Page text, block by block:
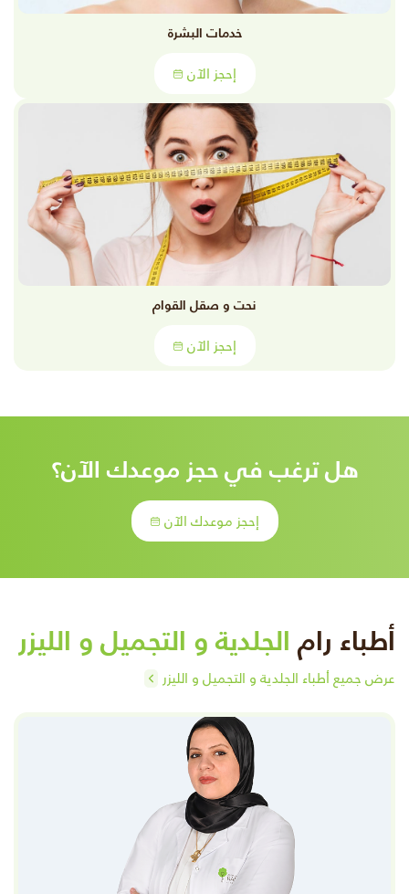
خدمات البشرة
إحجز الآن
نحت و صقل القوام
إحجز الآن
هل ترغب في حجز موعدك الآن؟
إحجز موعدك الآن
أطباء رامالجلدية و التجميل و الليزر
عرض جميع أطباء الجلدية و التجميل و الليزر